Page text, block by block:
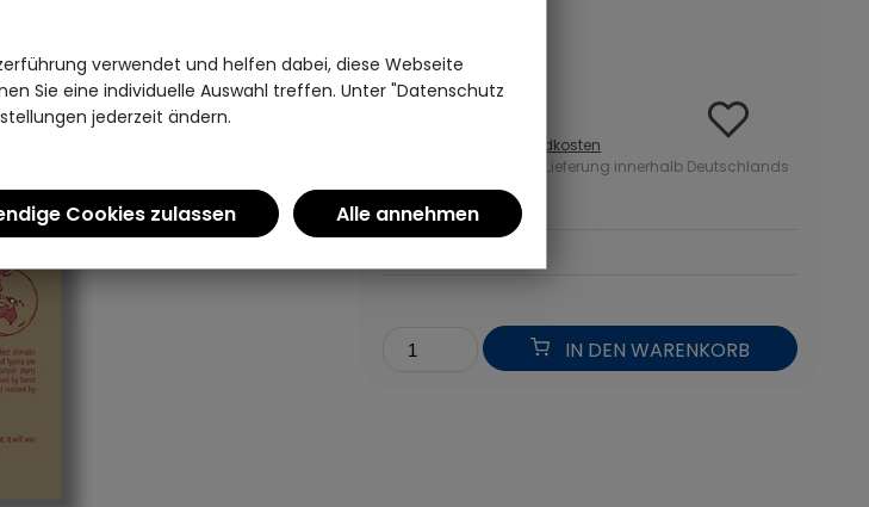
31,95 €
Versandkosten
ab 50 Euro kostenlose Lieferung innerhalb Deutschlands
91,29 Euro pro kg
IN DEN WARENKORB
verwendet und helfen dabei, diese Webseite
Sie eine individuelle Auswahl treffen. Unter "Datenschutz
jederzeit ändern.